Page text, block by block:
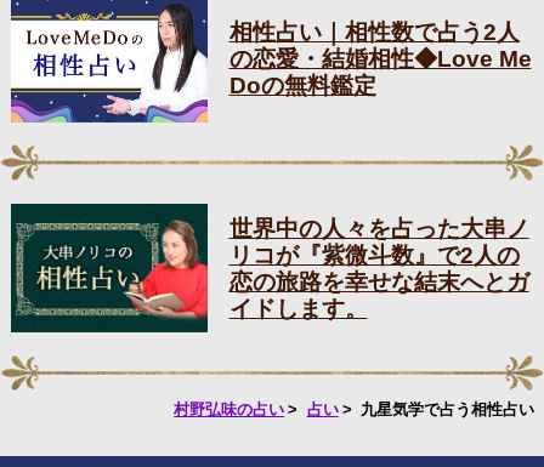
相性占い｜相性数で占う2人
の恋愛・結婚相性◆Love Me
Doの無料鑑定
世界中の人々を占った大串ノ
リコが『紫微斗数』で2人の
恋の旅路を幸せな結末へとガ
イドします。
村野弘味の占い 占い 九星気学で占う相性占い